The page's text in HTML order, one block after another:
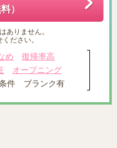
）
ありません。
ださい。
め
復帰率高
オープニング
件 ブランク有